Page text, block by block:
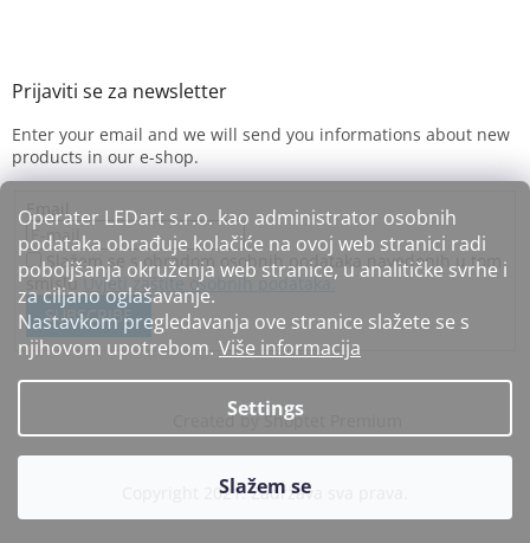
Operater LEDart s.r.o. kao administrator osobnih
podataka obrađuje kolačiće na ovoj web stranici radi
poboljšanja okruženja web stranice, u analitičke svrhe i
za ciljano oglašavanje.
Nastavkom pregledavanja ove stranice slažete se s
njihovom upotrebom. Više informacija
Settings
Enter your email and we will send you informations about new
products in our e-shop.
Email
Slažem se s obradom osobnih podataka navedenih u tom
smisluUvjeti zaštite osobnih podataka.
SUBSCRIBE
Created by Shoptet Premium